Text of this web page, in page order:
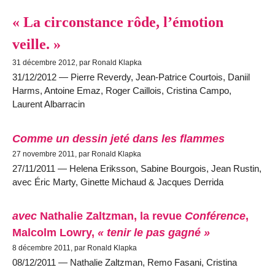
« La circonstance rôde, l’émotion
veille. »
31 décembre 2012, par Ronald Klapka
31/12/2012 — Pierre Reverdy, Jean-Patrice Courtois, Daniil
Harms, Antoine Emaz, Roger Caillois, Cristina Campo,
Laurent Albarracin
Comme un dessin jeté dans les flammes
27 novembre 2011, par Ronald Klapka
27/11/2011 — Helena Eriksson, Sabine Bourgois, Jean Rustin,
avec Éric Marty, Ginette Michaud & Jacques Derrida
avec Nathalie Zaltzman, la revue Conférence,
Malcolm Lowry, « tenir le pas gagné »
8 décembre 2011, par Ronald Klapka
08/12/2011 — Nathalie Zaltzman, Remo Fasani, Cristina